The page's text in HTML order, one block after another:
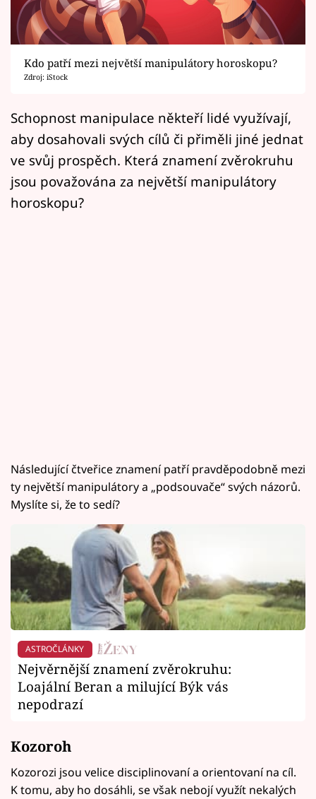
Sledujte prima+
Filmový festival Karlovy Vary
Pořady
Mámy sobě
Přihlášení
Sledujte nás
Kdo patří mezi největší manipulátory horoskopu?
Zdroj: iStock
Schopnost manipulace někteří lidé využívají,
aby dosahovali svých cílů či přiměli jiné jednat
ve svůj prospěch. Která znamení zvěrokruhu
jsou považována za největší manipulátory
horoskopu?
Následující čtveřice znamení patří pravděpodobně mezi
ty největší manipulátory a „podsouvače“ svých názorů.
Myslíte si, že to sedí?
ASTROČLÁNKY
Nejvěrnější znamení zvěrokruhu:
Loajální Beran a milující Býk vás
nepodrazí
Kozoroh
Kozorozi jsou velice disciplinovaní a orientovaní na cíl.
K tomu, aby ho dosáhli, se však nebojí využít nekalých